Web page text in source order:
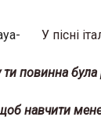
У пісні
ти повинна
навчити